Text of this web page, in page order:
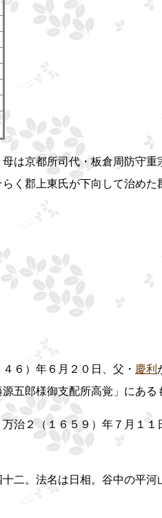
母は京都所司代・板倉周防守
く郡上東氏が下向して治めた
６）年６月２０日、父・ 慶利
五郎様御支配所高覚」にある
２（１６５９）年７月１
二。法名は日相。谷中の平